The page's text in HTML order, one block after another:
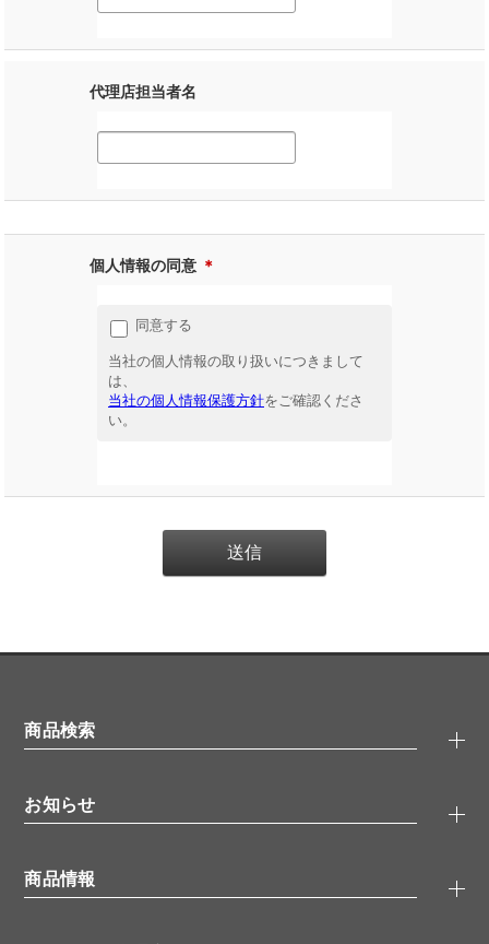
代理店担当者名
個人情報の同意 ＊
同意する
当社の個人情報の取り扱いにつきまして
は、
当社の個人情報保護方針をご確認くださ
い。
商品検索
タンパク質検索
ELISA/ELISpot検索
品番検索
お知らせ
無料サンプル
商品情報